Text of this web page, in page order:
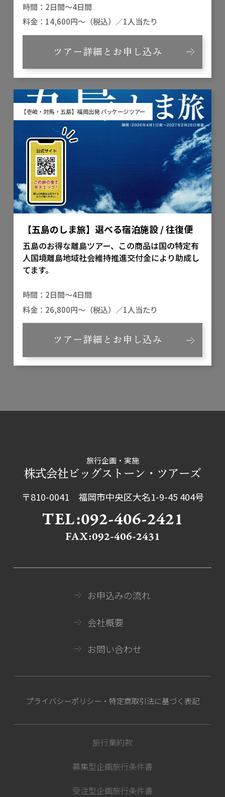
2日間～4日間
14,600円～（税込）／1人当たり
ツアー詳細とお申し込み
【壱岐・対馬・五島】福岡出発 パッケージツアー
【五島のしま旅】選べる宿泊施設 / 往復便
五島のお得な離島ツアー、この商品は国の特定有
人国境離島地域社会維持推進交付金により助成し
てます。
2日間～4日間
26,800円～（税込）／1人当たり
ツアー詳細とお申し込み
旅行企画・実施
株式会社ビッグストーン・ツアーズ
〒810-0041 福岡市中央区大名1-9-45 404号
TEL:092-406-2421
FAX:092-406-2431
お申込みの流れ
会社概要
お問い合わせ
プライバシーポリシー・特定商取引法に基づく表記
旅行業約款
募集型企画旅行条件書
受注型企画旅行条件書